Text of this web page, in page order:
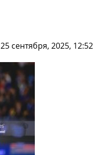
25 сентября, 2025, 12:52